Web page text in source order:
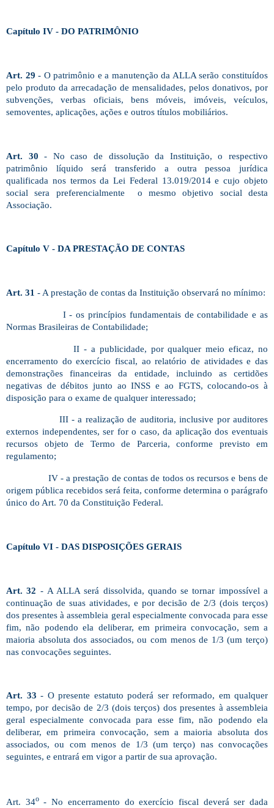
Capítulo IV - DO PATRIMÔNIO
Art. 29- O patrimônio e a manutenção da ALLA serão constituídos
pelo produto da arrecadação de mensalidades, pelos donativos, por
subvenções, verbas oficiais, bens móveis, imóveis, veículos,
semoventes, aplicações, ações e outros títulos mobiliários.
Art. 30- No caso de dissolução da Instituição, o respectivo
patrimônio líquido será transferido a outra pessoa jurídica
qualificada nos termos da Lei Federal 13.019/2014 e cujo objeto
social sera preferencialmente o mesmo objetivo social desta
Associação.
Capítulo V - DA PRESTAÇÃO DE CONTAS
Art. 31 - A prestação de contas da Instituição observará no mínimo:
I - os princípios fundamentais de contabilidade e as
Normas Brasileiras de Contabilidade;
II - a publicidade, por qualquer meio eficaz, no
encerramento do exercício fiscal, ao relatório de atividades e das
demonstrações financeiras da entidade, incluindo as certidões
negativas de débitos junto ao INSS e ao FGTS, colocando-os à
disposição para o exame de qualquer interessado;
III - a realização de auditoria, inclusive por auditores
externos independentes, ser for o caso, da aplicação dos eventuais
recursos objeto de Termo de Parceria, conforme previsto em
regulamento;
IV - a prestação de contas de todos os recursos e bens de
origem pública recebidos será feita, conforme determina o parágrafo
único do Art. 70 da Constituição Federal.
Capítulo VI - DAS DISPOSIÇÕES GERAIS
Art. 32 - A ALLA será dissolvida, quando se tornar impossível a
continuação de suas atividades, e por decisão de 2/3 (dois terços)
dos presentes à assembleia geral especialmente convocada para esse
fim, não podendo ela deliberar, em primeira convocação, sem a
maioria absoluta dos associados, ou com menos de 1/3 (um terço)
nas convocações seguintes.
Art. 33 - O presente estatuto poderá ser reformado, em qualquer
tempo, por decisão de 2/3 (dois terços) dos presentes à assembleia
geral especialmente convocada para esse fim, não podendo ela
deliberar, em primeira convocação, sem a maioria absoluta dos
associados, ou com menos de 1/3 (um terço) nas convocações
seguintes, e entrará em vigor a partir de sua aprovação.
Art. 34o- No encerramento do exercício fiscal deverá ser dada